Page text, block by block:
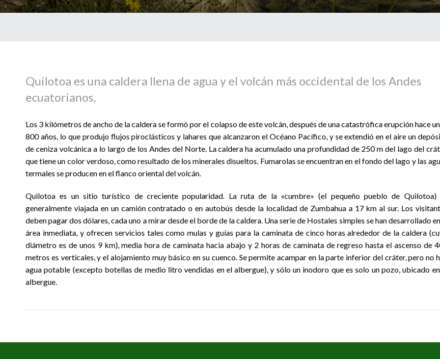
Quilotoa es una caldera llena de agua y el volcán más occidental de los Andes
ecuatorianos.
Los 3 kilómetros de ancho de la caldera se formó por el colapso de este volcán, después de una catastrófica erupción hace
800 años, lo que produjo flujos piroclásticos y lahares que alcanzaron el Océano Pacífico, y se extendió en el aire un
de ceniza volcánica a lo largo de los Andes del Norte. La caldera ha acumulado una profundidad de 250 m del lago del
que tiene un color verdoso, como resultado de los minerales disueltos. Fumarolas se encuentran en el fondo del lago y las
termales se producen en el flanco oriental del volcán.
Quilotoa es un sitio turístico de creciente popularidad. La ruta de la «cumbre» (el pequeño pueblo de Quilotoa)
generalmente viajada en un camión contratado o en autobús desde la localidad de Zumbahua a 17 km al sur. Los
deben pagar dos dólares, cada uno a mirar desde el borde de la caldera. Una serie de Hostales simples se han desarrollado
área inmediata, y ofrecen servicios tales como mulas y guías para la caminata de cinco horas alrededor de la caldera
diámetro es de unos 9 km), media hora de caminata hacia abajo y 2 horas de caminata de regreso hasta el ascenso de
metros es verticales, y el alojamiento muy básico en su cuenco. Se permite acampar en la parte inferior del cráter, pero no
agua potable (excepto botellas de medio litro vendidas en el albergue), y sólo un inodoro que es solo un pozo, ubicado
albergue.